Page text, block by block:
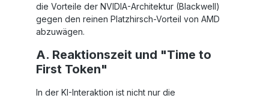
die Vorteile der NVIDIA-Architektur (Blackwell)
gegen den reinen Platzhirsch-Vorteil von AMD
abzuwägen.
A. Reaktionszeit und "Time to
First Token"
In der KI-Interaktion ist nicht nur die